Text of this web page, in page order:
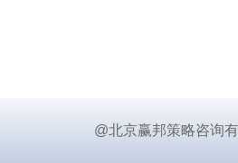
@北京赢邦策略咨询